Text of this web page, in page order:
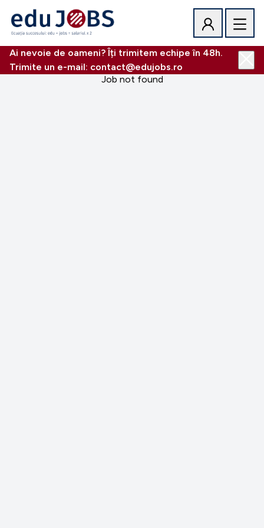
Ai nevoie de oameni? Îți trimitem echipe în 48h.
Trimite un e-mail: contact@edujobs.ro
Job not found